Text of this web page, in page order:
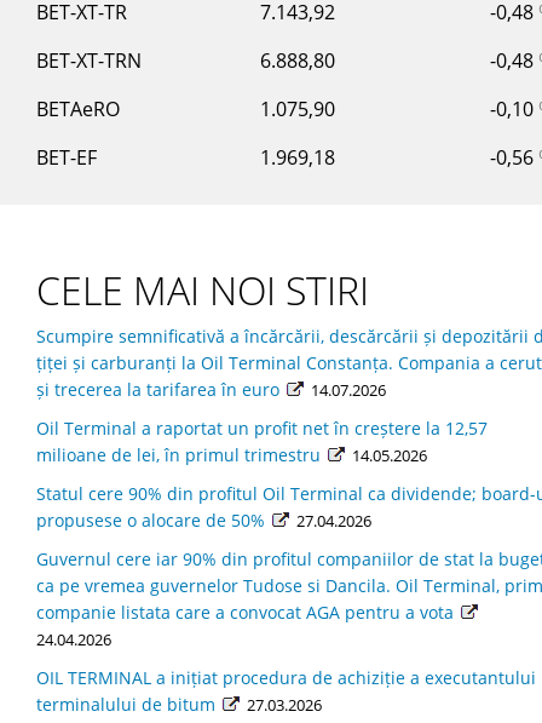
BET-XT-TR 7.143,92 -0,48
BET-XT-TRN
6.888,80 -0,48
BETAeRO
1.075,90 -0,10
BET-EF
1.969,18 -0,56
CELE MAI NOI STIRI
Scumpire semnificativă a încărcării, descărcării și depozitării
țiței și carburanți la Oil Terminal Constanța. Compania a cerut
și trecerea la tarifarea în euro
14.07.2026
Oil Terminal a raportat un profit net în creştere la 12,57
milioane de lei, în primul trimestru
14.05.2026
Statul cere 90% din profitul Oil Terminal ca dividende; board-
propusese o alocare de 50%
27.04.2026
Guvernul cere iar 90% din profitul companiilor de stat la
ca pe vremea guvernelor Tudose si Dancila. Oil Terminal,
companie listata care a convocat AGA pentru a vota
24.04.2026
OIL TERMINAL a inițiat procedura de achiziție a executantului
terminalului de bitum
27.03.2026